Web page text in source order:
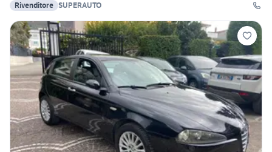
Rivenditore SUPERAUTO